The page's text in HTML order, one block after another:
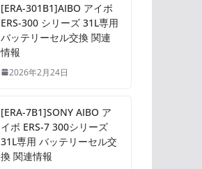
[ERA-301B1]AIBO アイボ
ERS-300 シリーズ 31L専用
バッテリーセル交換 関連
情報
2026年2月24日
[ERA-7B1]SONY AIBO ア
イボ ERS-7 300シリーズ
31L専用 バッテリーセル交
換 関連情報